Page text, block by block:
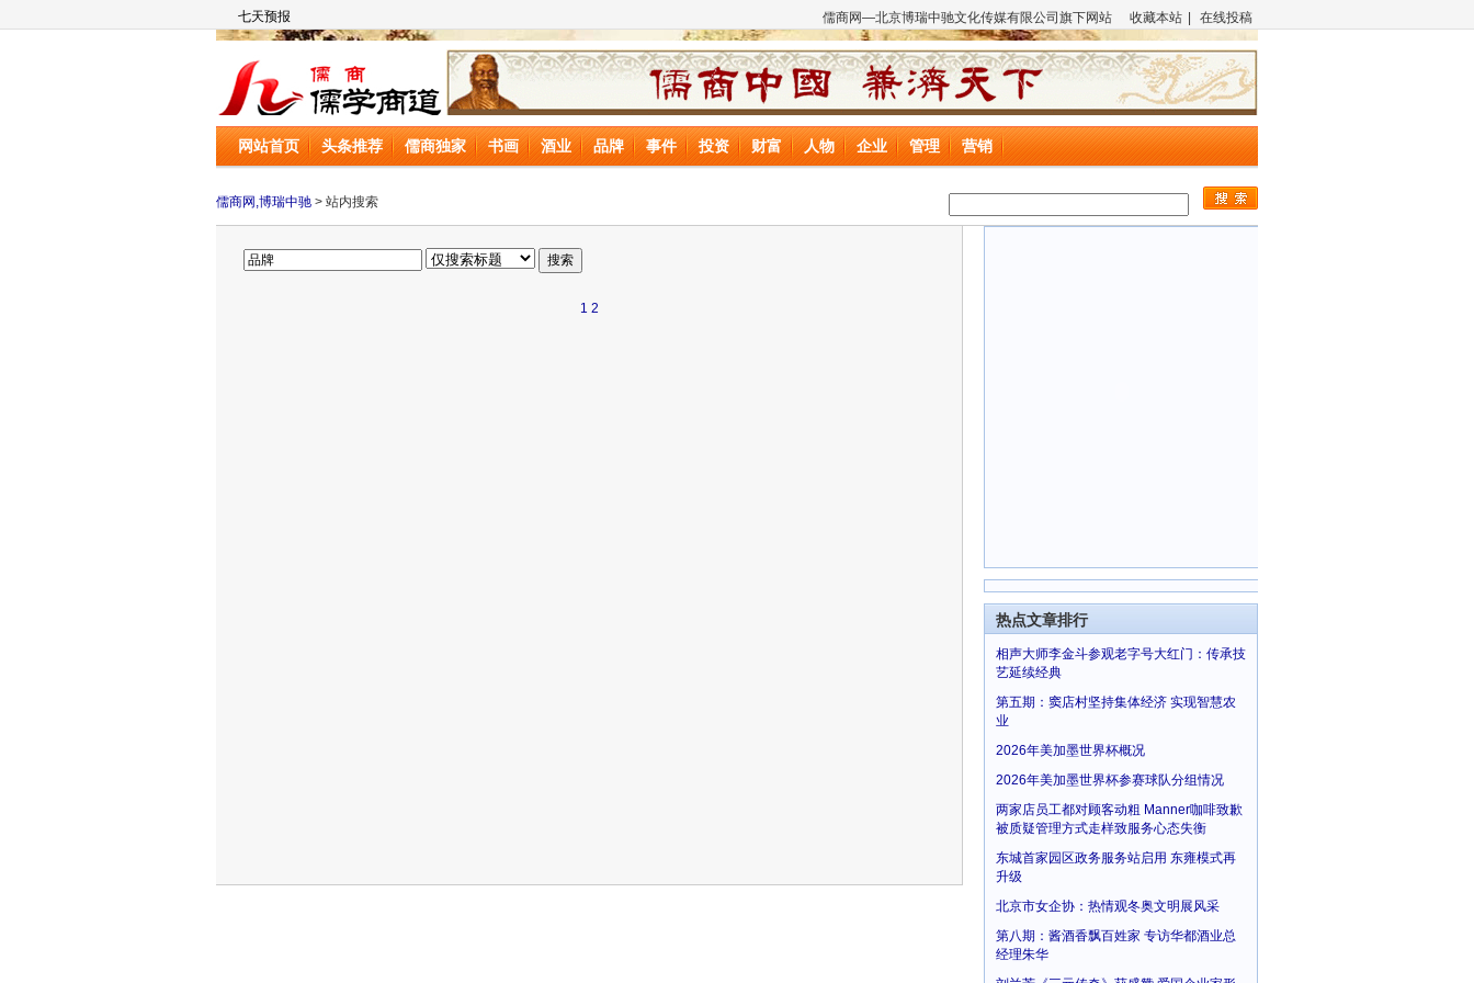
儒商网—北京博瑞中驰文化传媒有限公司旗下网站 收藏本站 在线投稿
儒商网
网站首页 头条推荐 儒商独家 书画 酒业 品牌 事件 投资 财富 人物 企业 管理 营销
儒商网,博瑞中驰 > 站内搜索
1 2
热点文章排行
相声大师李金斗参观老字号大红门：传承技
艺延续经典
第五期：窦店村坚持集体经济 实现智慧农
业
2026年美加墨世界杯概况
2026年美加墨世界杯参赛球队分组情况
两家店员工都对顾客动粗 Manner咖啡致歉
被质疑管理方式走样致服务心态失衡
东城首家园区政务服务站启用 东雍模式再
升级
北京市女企协：热情观冬奥文明展风采
第八期：酱酒香飘百姓家 专访华都酒业总
经理朱华